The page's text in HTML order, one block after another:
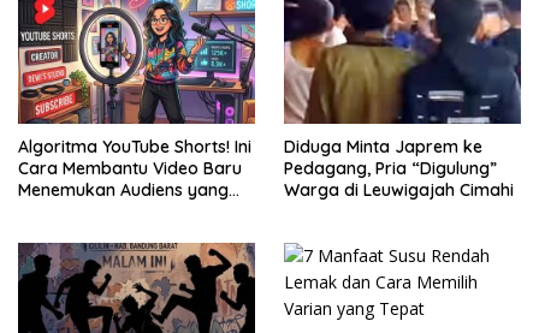
Algoritma YouTube Shorts! Ini
Cara Membantu Video Baru
Menemukan Audiens yang
Diduga Minta Japrem ke
Pedagang, Pria “Digulung”
Warga di Leuwigajah Cimahi